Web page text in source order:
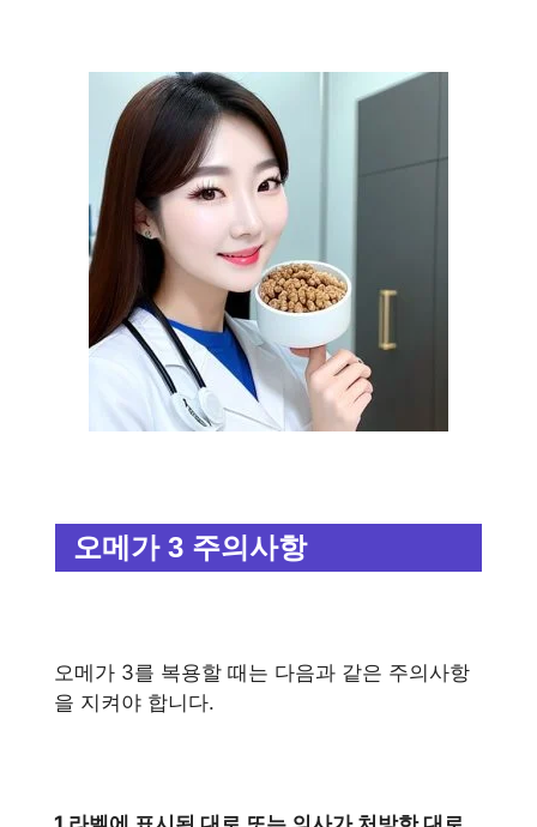
오메가 3 주의사항
오메가 3를 복용할 때는 다음과 같은 주의사항
을 지켜야 합니다.